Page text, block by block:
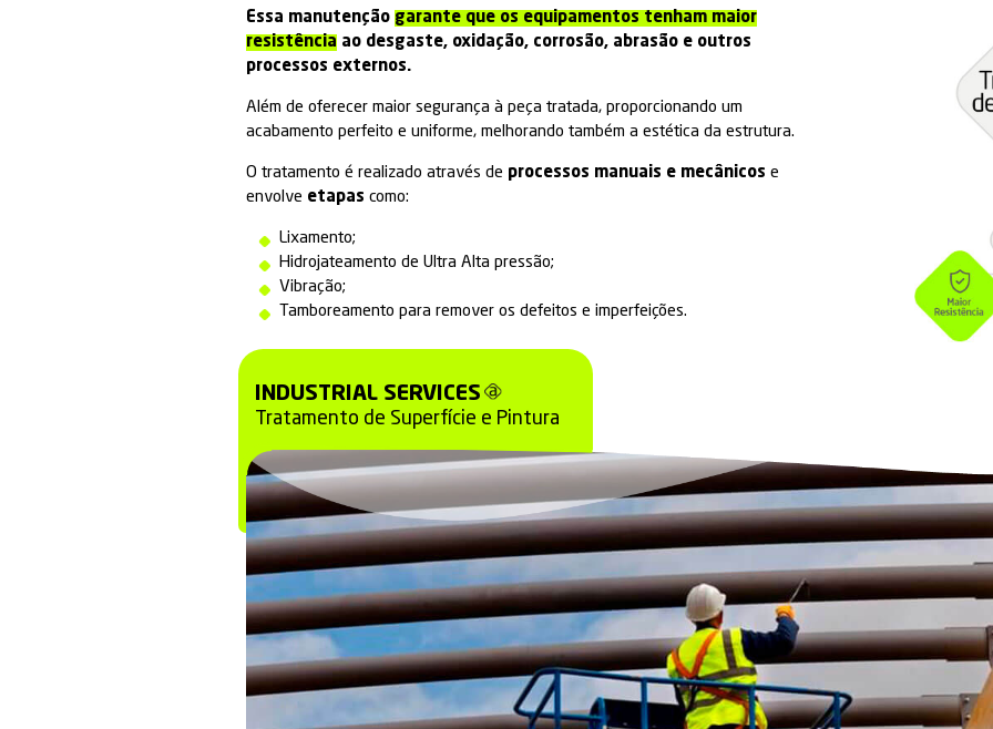
Limpeza Industrial
Equipe especializada no tratamento
desuperfície e pintura
Essa manutenção
garante que os equipamentos tenham
resistênciaao desgaste, oxidação, corrosão, abrasão e
processos externos.
Além de oferecer maior segurança à peça tratada, proporcionando um
O tratamento é realizado através deprocessos manuais e
envolveetapascomo:
Lixamento;
Hidrojateamento de Ultra Alta pressão;
Vibração;
Tamboreamento para remover os defeitos e imperfeições.